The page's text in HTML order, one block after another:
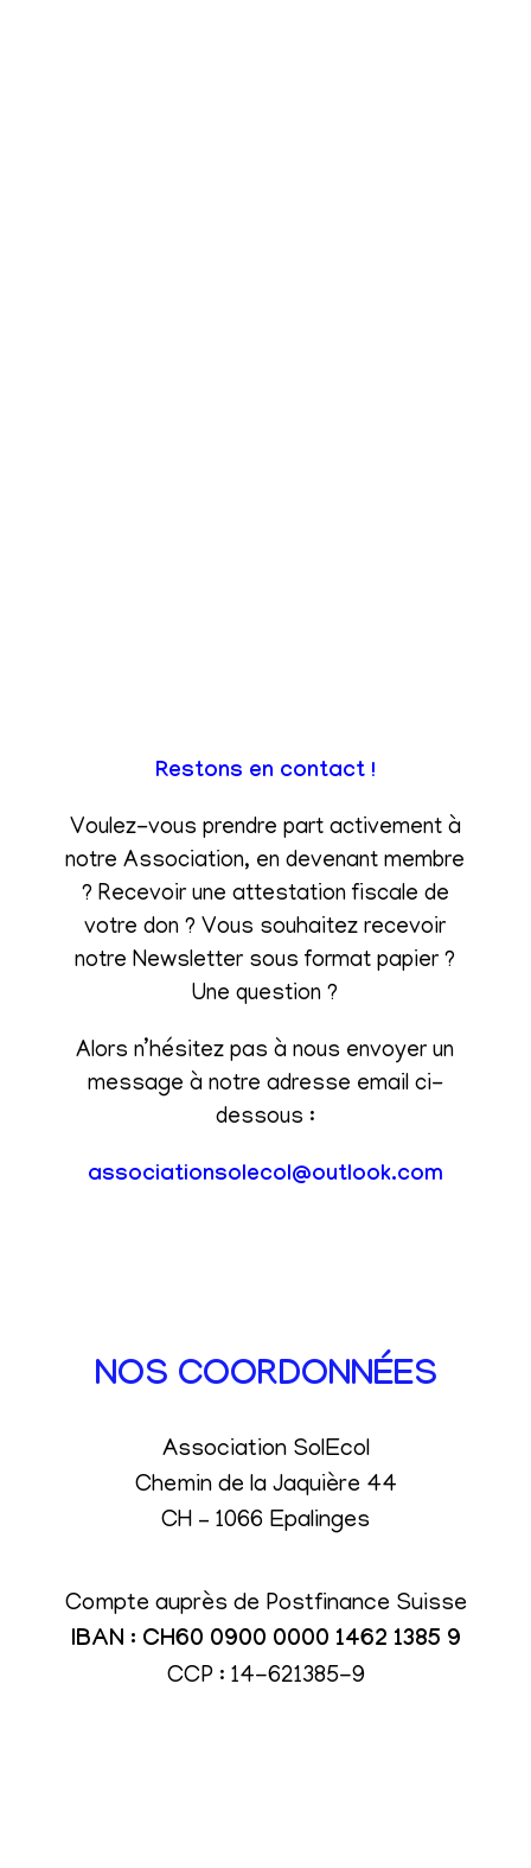
Restons en contact !
Voulez-vous prendre part activement à
notre Association, en devenant membre
? Recevoir une attestation fiscale de
votre don ? Vous souhaitez recevoir
notre Newsletter sous format papier ?
Une question ?
Alors n’hésitez pas à nous envoyer un
message à notre adresse email ci-
dessous :
associationsolecol@outlook.com
NOS COORDONNÉES
Association SolEcol
Chemin de la Jaquière 44
CH – 1066 Epalinges
Compte auprès de Postfinance Suisse
IBAN : CH60 0900 0000 1462 1385 9
CCP : 14-621385-9